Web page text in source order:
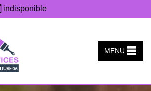
indisponible
MENU